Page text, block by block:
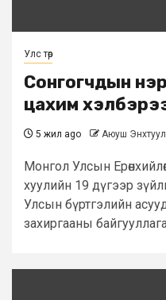
Улс төр
Сонгогчдын
цахим
5 жил ago Аюуш Энхтуул
Монгол Улсын
хуулийн 19 дүгээр
Улсын бүртгэлийн
захиргааны